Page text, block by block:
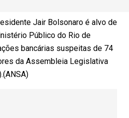
Jair Bolsonaro é alvo de
Público do Rio de
bancárias suspeitas de 74
da Assembleia Legislativa